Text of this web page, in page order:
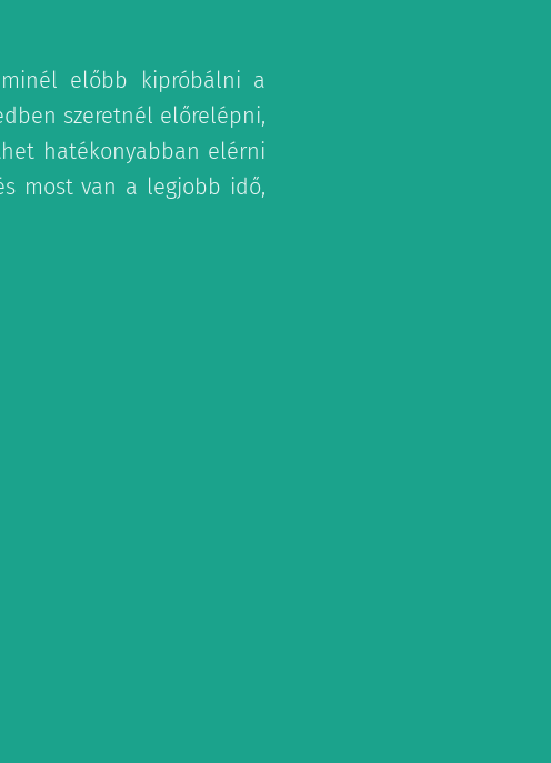
előbb kipróbálni a
szeretnél előrelépni,
hatékonyabban elérni
most van a legjobb idő,